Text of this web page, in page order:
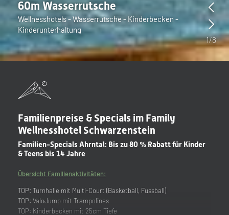
Aktiv-Arena
Turnhalle für Fitness und Kinderspaß
2/8
Familienpreise & Specials im Family
Wellnesshotel Schwarzenstein
Familien-Specials Ahrntal: Bis zu 80 % Rabatt für Kinder
& Teens bis 14 Jahre
Übersicht Familienaktivitäten:
TOP: Turnhalle mit Multi-Court (Basketball, Fussball)
TOP: ValoJump mit Trampolines
TOP: Kinderbecken mit 25cm Tiefe